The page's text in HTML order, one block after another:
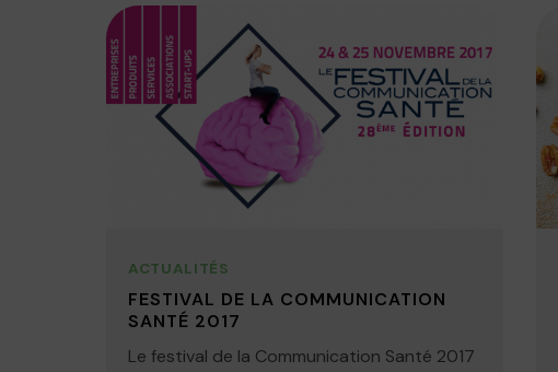
ACTUALITÉS
FESTIVAL DE LA COMMUNICATION
SANTÉ 2017
Le festival de la Communication Santé 2017